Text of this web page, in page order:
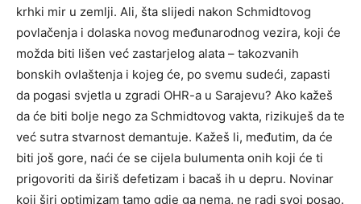
krhki mir u zemlji. Ali, šta slijedi nakon Schmidtovog
povlačenja i dolaska novog međunarodnog vezira, koji će
možda biti lišen već zastarjelog alata – takozvanih
bonskih ovlaštenja i kojeg će, po svemu sudeći, zapasti
da pogasi svjetla u zgradi OHR-a u Sarajevu? Ako kažeš
da će biti bolje nego za Schmidtovog vakta, rizikuješ da te
već sutra stvarnost demantuje. Kažeš li, međutim, da će
biti još gore, naći će se cijela bulumenta onih koji će ti
prigovoriti da širiš defetizam i bacaš ih u depru. Novinar
koji širi optimizam tamo gdje ga nema, ne radi svoj posao.